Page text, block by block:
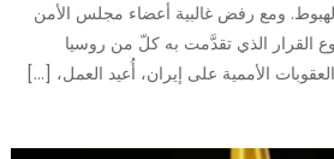
ومع رفض غالبية أعضاء مجلس الأمن
القرار الذي تقدَّمت به كلّ من روسيا
الأممية على إيران، أُعيد العمل، […]